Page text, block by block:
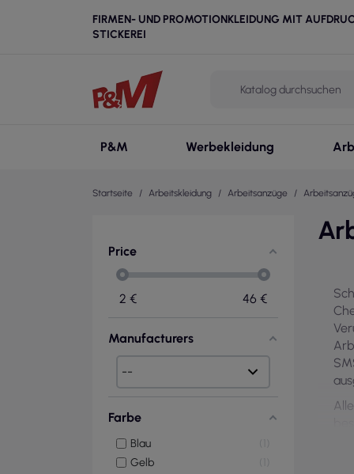
FIRMEN- UND PROMOTIONKLEIDUNG MIT
STICKEREI
P&M Werbekleidung
Startseite Arbeitskleidung Arbeitsanzüge
Price
2 € 46 €
Manufacturers
Farbe
Blau
Gelb